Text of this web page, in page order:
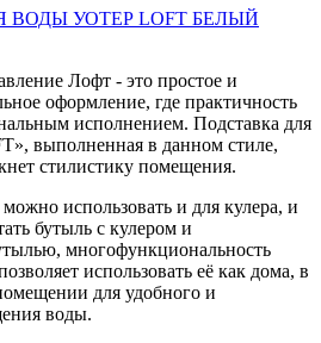
УОТЕР LOFT БЕЛЫЙ
Лофт - это простое и
оформление, где практичность
исполнением. Подставка для
выполненная в данном стиле,
стилистику помещения.
использовать и для кулера, и
бутыль с кулером и
многофункциональность
использовать её как дома, в
для удобного и
воды.